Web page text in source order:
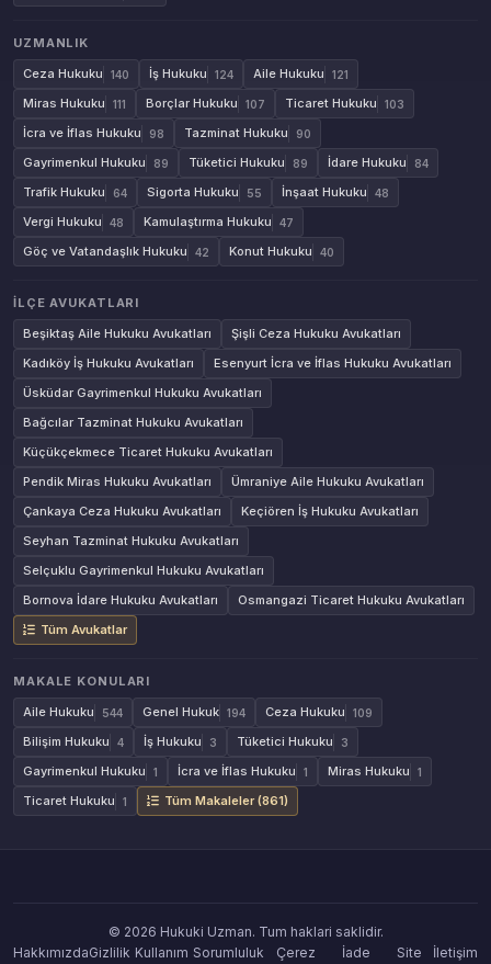
UZMANLIK
Ceza Hukuku
140 İş Hukuku 124 Aile Hukuku 121
Miras Hukuku 111 Borçlar Hukuku 107 Ticaret Hukuku 103
İcra ve İflas Hukuku 98 Tazminat Hukuku 90
Gayrimenkul Hukuku 89 Tüketici Hukuku 89 İdare Hukuku 84
Trafik Hukuku 64 Sigorta Hukuku 55 İnşaat Hukuku 48
Vergi Hukuku 48 Kamulaştırma Hukuku 47
Göç ve Vatandaşlık Hukuku 42 Konut Hukuku 40
İLÇE AVUKATLARI
Beşiktaş Aile Hukuku Avukatları
Şişli Ceza Hukuku Avukatları
Kadıköy İş Hukuku Avukatları
Esenyurt İcra ve İflas Hukuku Avukatları
Üsküdar Gayrimenkul Hukuku Avukatları
Bağcılar Tazminat Hukuku Avukatları
Küçükçekmece Ticaret Hukuku Avukatları
Pendik Miras Hukuku Avukatları
Ümraniye Aile Hukuku Avukatları
Çankaya Ceza Hukuku Avukatları
Keçiören İş Hukuku Avukatları
Seyhan Tazminat Hukuku Avukatları
Selçuklu Gayrimenkul Hukuku Avukatları
Bornova İdare Hukuku Avukatları
Osmangazi Ticaret Hukuku Avukatları
Tüm Avukatlar
MAKALE KONULARI
Aile Hukuku
544 Genel Hukuk 194 Ceza Hukuku 109
Bilişim Hukuku 4 İş Hukuku 3 Tüketici Hukuku 3
Gayrimenkul Hukuku 1 İcra ve İflas Hukuku 1 Miras Hukuku 1
Ticaret Hukuku 1 Tüm Makaleler (861)
© 2026 Hukuki Uzman. Tum haklari saklidir.
HakkımızdaGizlilik Kullanım Sorumluluk Çerez İade Site İletişim